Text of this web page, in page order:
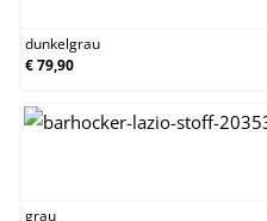
dunkelgrau
€ 79,90
grau